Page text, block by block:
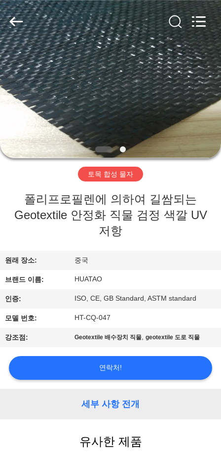
집
제
품
우
리
공
장
여
행
품
2020
-
2026
HUATAO
LOVER
LTD.
All
Rights
Reserved.
토목 합성 물자
폴리프로필렌에 의하여 길쌈되는
Geotextile 안정화 직물 검정 색깔 UV
저항
원래 장소: 중국
브랜드 이름: HUATAO
인증: ISO, CE, GB Standard, ASTM standard
모델 번호: HT-CQ-047
강조점: Geotextile 배수장치 직물,geotextile 도로 직물
연락처!
세부 사항 전개
유사한 제품